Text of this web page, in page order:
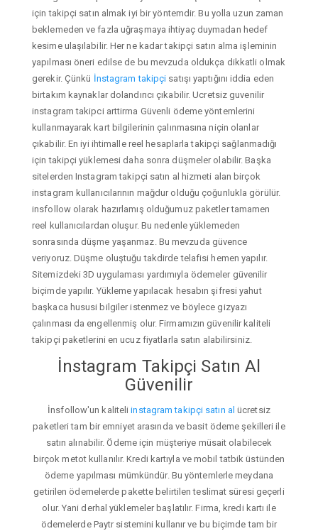
için takipçi satın almak iyi bir yöntemdir. Bu yolla uzun zaman
beklemeden ve fazla uğraşmaya ihtiyaç duymadan hedef
kesime ulaşılabilir. Her ne kadar takipçi satın alma işleminin
yapılması öneri edilse de bu mevzuda oldukça dikkatli olmak
gerekir. Çünkü İnstagram takipçi satışı yaptığını iddia eden
birtakım kaynaklar dolandırıcı çıkabilir. Ucretsiz guvenilir
instagram takipci arttirma Güvenli ödeme yöntemlerini
kullanmayarak kart bilgilerinin çalınmasına niçin olanlar
çıkabilir. En iyi ihtimalle reel hesaplarla takipçi sağlanmadığı
için takipçi yüklemesi daha sonra düşmeler olabilir. Başka
sitelerden Instagram takipçi satın al hizmeti alan birçok
instagram kullanıcılarının mağdur olduğu çoğunlukla görülür.
insfollow olarak hazırlamış olduğumuz paketler tamamen
reel kullanıcılardan oluşur. Bu nedenle yüklemeden
sonrasında düşme yaşanmaz. Bu mevzuda güvence
veriyoruz. Düşme oluştuğu takdirde telafisi hemen yapılır.
Sitemizdeki 3D uygulaması yardımıyla ödemeler güvenilir
biçimde yapılır. Yükleme yapılacak hesabın şifresi yahut
başkaca hususi bilgiler istenmez ve böylece gizyazı
çalınması da engellenmiş olur. Firmamızın güvenilir kaliteli
takipçi paketlerini en ucuz fiyatlarla satın alabilirsiniz.
İnstagram Takipçi Satın Al
Güvenilir
İnsfollow'un kaliteliinstagram takipçi satın al ücretsiz
paketleri tam bir emniyet arasında ve basit ödeme şekilleri ile
satın alınabilir. Ödeme için müşteriye müsait olabilecek
birçok metot kullanılır. Kredi kartıyla ve mobil tatbik üstünden
ödeme yapılması mümkündür. Bu yöntemlerle meydana
getirilen ödemelerde pakette belirtilen teslimat süresi geçerli
olur. Yani derhal yüklemeler başlatılır. Firma, kredi kartı ile
ödemelerde Paytr sistemini kullanır ve bu biçimde tam bir